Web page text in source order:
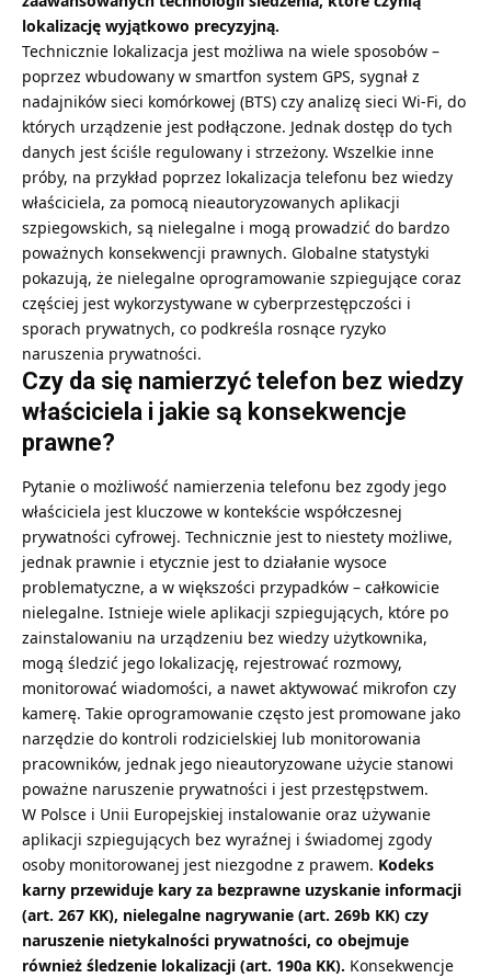
lokalizację wyjątkowo precyzyjną.
Technicznie lokalizacja jest możliwa na wiele sposobów –
poprzez wbudowany w smartfon system GPS, sygnał z
nadajników sieci komórkowej (BTS) czy analizę sieci Wi-Fi, do
których urządzenie jest podłączone. Jednak dostęp do tych
danych jest ściśle regulowany i strzeżony. Wszelkie inne
próby, na przykład poprzez lokalizacja telefonu bez wiedzy
właściciela, za pomocą nieautoryzowanych aplikacji
szpiegowskich, są nielegalne i mogą prowadzić do bardzo
poważnych konsekwencji prawnych. Globalne statystyki
pokazują, że nielegalne oprogramowanie szpiegujące coraz
częściej jest wykorzystywane w cyberprzestępczości i
sporach prywatnych, co podkreśla rosnące ryzyko
naruszenia prywatności.
Czy da się namierzyć telefon bez wiedzy
właściciela i jakie są konsekwencje
prawne?
Pytanie o możliwość namierzenia telefonu bez zgody jego
właściciela jest kluczowe w kontekście współczesnej
prywatności cyfrowej. Technicznie jest to niestety możliwe,
jednak prawnie i etycznie jest to działanie wysoce
problematyczne, a w większości przypadków – całkowicie
nielegalne. Istnieje wiele aplikacji szpiegujących, które po
zainstalowaniu na urządzeniu bez wiedzy użytkownika,
mogą śledzić jego lokalizację, rejestrować rozmowy,
monitorować wiadomości, a nawet aktywować mikrofon czy
kamerę. Takie oprogramowanie często jest promowane jako
narzędzie do kontroli rodzicielskiej lub monitorowania
pracowników, jednak jego nieautoryzowane użycie stanowi
poważne naruszenie prywatności i jest przestępstwem.
W Polsce i Unii Europejskiej instalowanie oraz używanie
aplikacji szpiegujących bez wyraźnej i świadomej zgody
osoby monitorowanej jest niezgodne z prawem. Kodeks
karny przewiduje kary za bezprawne uzyskanie informacji
(art. 267 KK), nielegalne nagrywanie (art. 269b KK) czy
naruszenie nietykalności prywatności, co obejmuje
również śledzenie lokalizacji (art. 190a KK). Konsekwencje